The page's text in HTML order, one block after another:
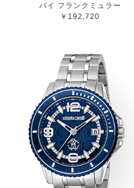
バイ フランクミュラー
￥192,720